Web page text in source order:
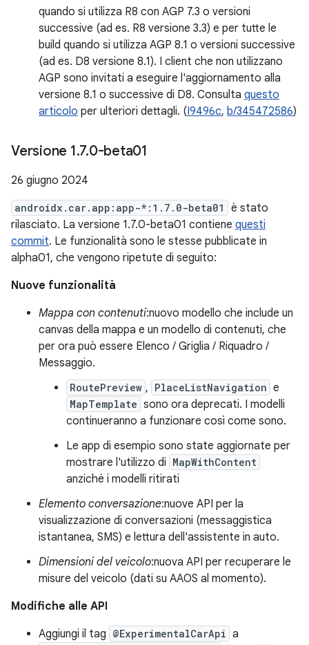
quando si utilizza R8 con AGP 7.3 o versioni
successive (ad es. R8 versione 3.3) e per tutte le
build quando si utilizza AGP 8.1 o versioni successive
(ad es. D8 versione 8.1). I client che non utilizzano
AGP sono invitati a eseguire l'aggiornamento alla
versione 8.1 o successive di D8. Consulta questo
articolo per ulteriori dettagli. (I9496c, b/345472586)
Versione 1.7.0-beta01
26 giugno 2024
androidx.car.app:app-*:1.7.0-beta01
è stato
rilasciato. La versione 1.7.0-beta01 contiene questi
commit. Le funzionalità sono le stesse pubblicate in
alpha01, che vengono ripetute di seguito:
Nuove funzionalità
Mappa con contenuti:nuovo modello che include un
canvas della mappa e un modello di contenuti, che
per ora può essere Elenco / Griglia / Riquadro /
Messaggio.
RoutePreview , PlaceListNavigation e
MapTemplate sono ora deprecati. I modelli
continueranno a funzionare così come sono.
Le app di esempio sono state aggiornate per
mostrare l'utilizzo di MapWithContent
anziché i modelli ritirati
Elemento conversazione:nuove API per la
visualizzazione di conversazioni (messaggistica
istantanea, SMS) e lettura dell'assistente in auto.
Dimensioni del veicolo:nuova API per recuperare le
misure del veicolo (dati su AAOS al momento).
Modifiche alle API
Aggiungi il tag @ExperimentalCarApi a